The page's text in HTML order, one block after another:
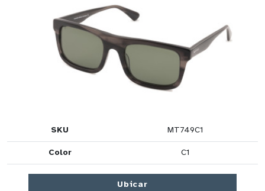
SKU MT749C1
Color C1
Ubicar